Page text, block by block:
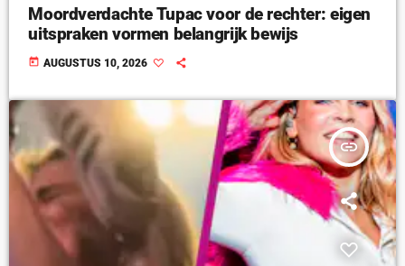
Moordverdachte Tupac voor de rechter: eigen
uitspraken vormen belangrijk bewijs
today AUGUSTUS 10, 2026
insert_link